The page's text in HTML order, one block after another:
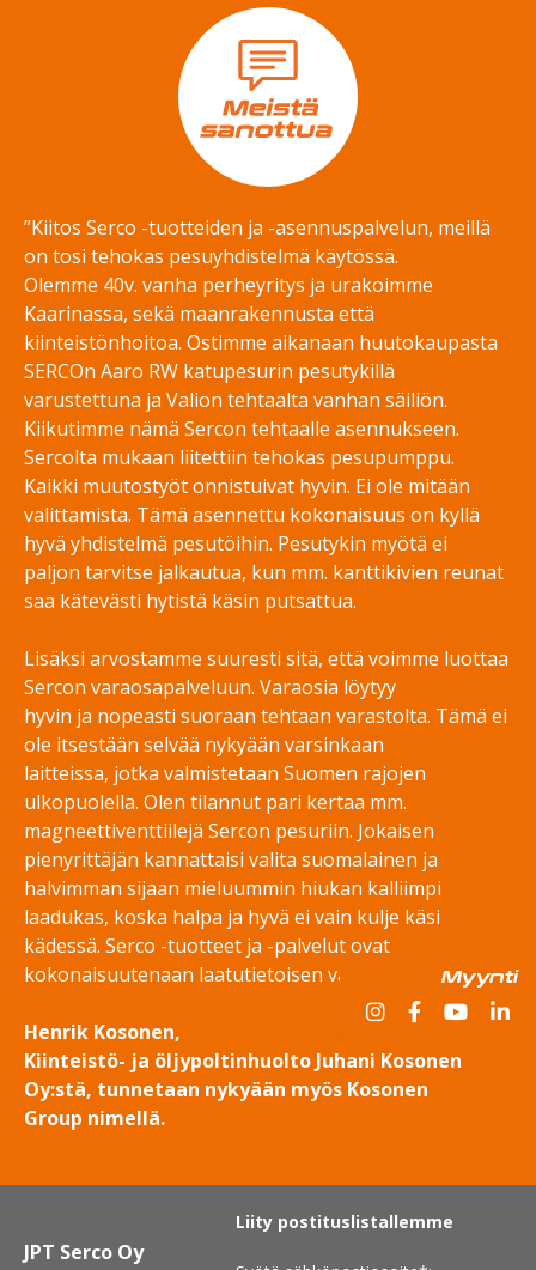
”Kiitos Serco -tuotteiden ja -asennuspalvelun, meillä
on tosi tehokas pesuyhdistelmä käytössä.
Olemme 40v. vanha perheyritys ja urakoimme
Kaarinassa, sekä maanrakennusta että
kiinteistönhoitoa. Ostimme aikanaan huutokaupasta
SERCOn Aaro RW katupesurin pesutykillä
varustettuna ja Valion tehtaalta vanhan säiliön.
Kiikutimme nämä Sercon tehtaalle asennukseen.
Sercolta mukaan liitettiin tehokas pesupumppu.
Kaikki muutostyöt onnistuivat hyvin. Ei ole mitään
valittamista. Tämä asennettu kokonaisuus on kyllä
hyvä yhdistelmä pesutöihin. Pesutykin myötä ei
paljon tarvitse jalkautua, kun mm. kanttikivien reunat
saa kätevästi hytistä käsin putsattua.
Lisäksi arvostamme suuresti sitä, että voimme luottaa
Sercon varaosapalveluun. Varaosia löytyy
hyvin ja nopeasti suoraan tehtaan varastolta. Tämä ei
ole itsestään selvää nykyään varsinkaan
laitteissa, jotka valmistetaan Suomen rajojen
ulkopuolella. Olen tilannut pari kertaa mm.
magneettiventtiilejä Sercon pesuriin. Jokaisen
pienyrittäjän kannattaisi valita suomalainen ja
halvimman sijaan mieluummin hiukan kalliimpi
laadukas, koska halpa ja hyvä ei vain kulje käsi
kädessä. Serco -tuotteet ja -palvelut ovat
kokonaisuutenaan laatutietoisen valinta.”
Henrik Kosonen,
Kiinteistö- ja öljypoltinhuolto Juhani Kosonen
Oy:stä, tunnetaan nykyään myös Kosonen
Group nimellä.
Myynti
JPT Serco Oy
Liity postituslistallemme